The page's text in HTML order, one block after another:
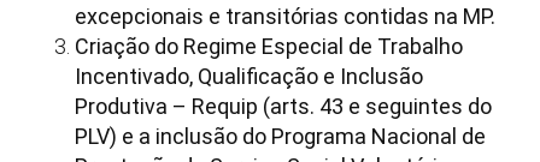
excepcionais e transitórias contidas na MP.
Criação do Regime Especial de Trabalho
Incentivado, Qualificação e Inclusão
Produtiva – Requip (arts. 43 e seguintes do
PLV) e a inclusão do Programa Nacional de